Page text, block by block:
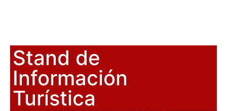
Stand de
Información
Turística